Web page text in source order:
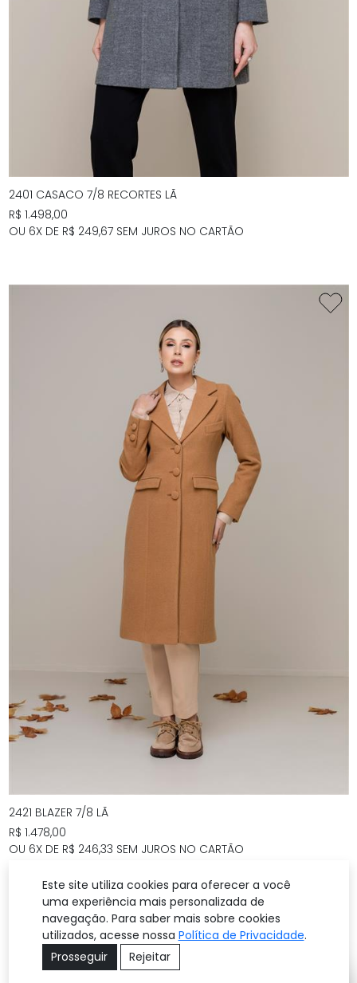
2401 CASACO 7/8 RECORTES LÃ
R$ 1.498,00
OU 6X DE R$ 249,67 SEM JUROS NO CARTÃO
2421 BLAZER 7/8 LÃ
R$ 1.478,00
OU 6X DE R$ 246,33 SEM JUROS NO CARTÃO
Este site utiliza cookies para oferecer a você
uma experiência mais personalizada de
navegação. Para saber mais sobre cookies
utilizados, acesse nossa Política de Privacidade.
Prosseguir
Rejeitar